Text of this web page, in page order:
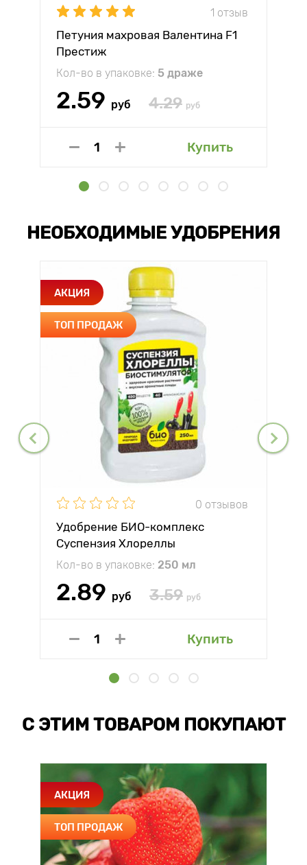
1 отзыв
Петуния махровая Валентина F1
Престиж
Кол-во в упаковке: 5 драже
2.59 руб 4.29 руб
Купить
НЕОБХОДИМЫЕ УДОБРЕНИЯ
АКЦИЯ
ТОП ПРОДАЖ
0 отзывов
Удобрение БИО-комплекс
Суспензия Хлореллы
Кол-во в упаковке: 250 мл
2.89 руб 3.59 руб
Купить
С ЭТИМ ТОВАРОМ ПОКУПАЮТ
АКЦИЯ
ТОП ПРОДАЖ